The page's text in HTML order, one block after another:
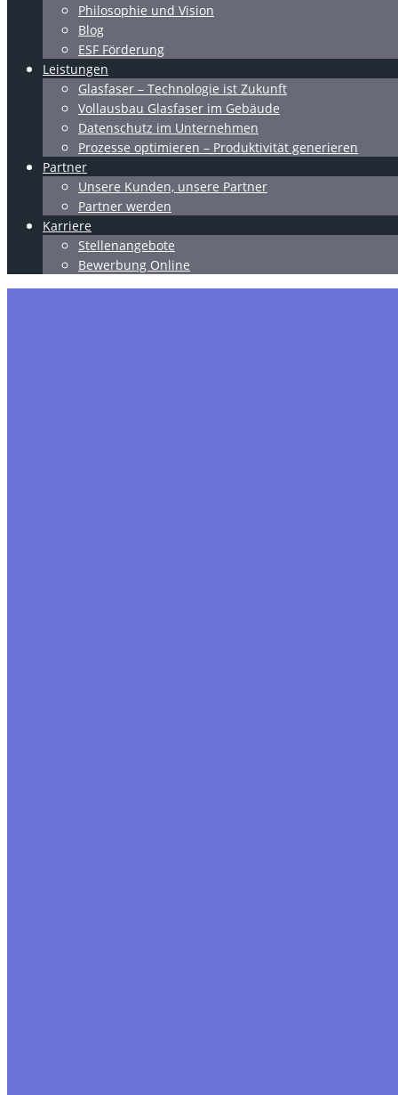
Philosophie und Vision
Blog
ESF Förderung
Leistungen
Glasfaser – Technologie ist Zukunft
Vollausbau Glasfaser im Gebäude
Datenschutz im Unternehmen
Prozesse optimieren – Produktivität generieren
Partner
Unsere Kunden, unsere Partner
Partner werden
Karriere
Stellenangebote
Bewerbung Online